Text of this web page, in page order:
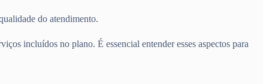
do atendimento.
incluídos no plano. É essencial entender esses aspectos para